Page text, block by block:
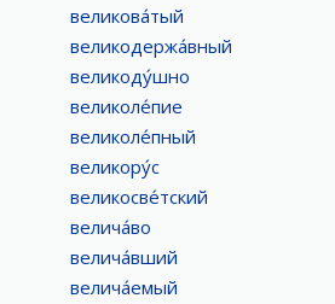
великова́тый
великодержа́вный
великоду́шно
великоле́пие
великоле́пный
великору́с
великосве́тский
велича́во
велича́вший
велича́емый